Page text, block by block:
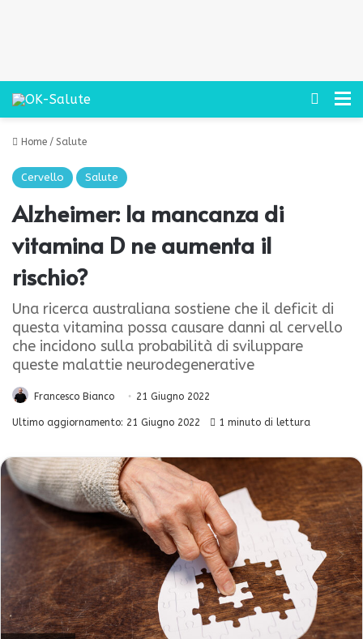
Cerca
Home / Salute
Cervello Salute
Alzheimer: la mancanza di
vitamina D ne aumenta il
rischio?
Una ricerca australiana sostiene che il deficit di
questa vitamina possa causare danni al cervello
che incidono sulla probabilità di sviluppare
queste malattie neurodegenerative
Francesco Bianco 21 Giugno 2022
Ultimo aggiornamento: 21 Giugno 2022 1 minuto di lettura